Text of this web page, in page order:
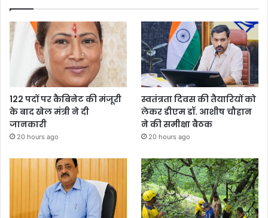
122 पदों पर कैबिनेट की मंजूरी
के बाद खेल मंत्री ने दी
जानकारी
20 hours ago
स्वतंत्रता दिवस की तैयारियों को
लेकर डीएम डॉ. आशीष चौहान
ने की समीक्षा बैठक
20 hours ago